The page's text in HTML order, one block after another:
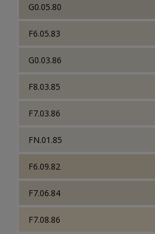
G0.05.80
F6.05.83
G0.03.86
F8.03.85
F7.03.86
FN.01.85
F6.09.82
F7.06.84
F7.08.86